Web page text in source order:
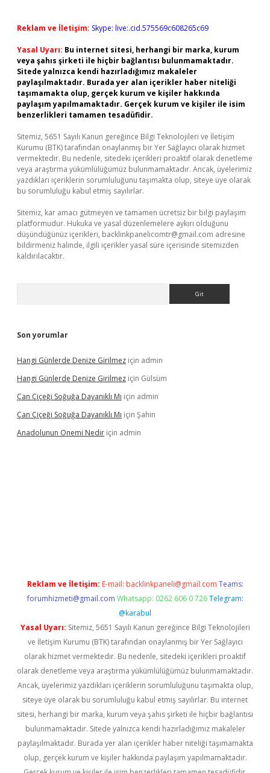
Reklam ve İletişim: Skype: live:.cid.575569c608265c69
Yasal Uyarı: Bu internet sitesi, herhangi bir marka, kurum
veya şahıs şirketi ile hiçbir bağlantısı bulunmamaktadır.
Sitede yalnızca kendi hazırladığımız makaleler
paylaşılmaktadır. Burada yer alan içerikler haber niteliği
taşımamakta olup, gerçek kurum ve kişiler hakkında
paylaşım yapılmamaktadır. Gerçek kurum ve kişiler ile isim
benzerlikleri tamamen tesadüfidir.
Sitemiz, 5651 Sayılı Kanun gereğince Bilgi Teknolojileri ve İletişim
Kurumu (BTK) tarafından onaylanmış bir Yer Sağlayıcı olarak hizmet
vermektedir. Bu nedenle, sitedeki içerikleri proaktif olarak denetleme
veya araştırma yükümlülüğümüz bulunmamaktadır. Ancak, üyelerimiz
yazdıkları içeriklerin sorumluluğunu taşımakta olup, siteye üye olarak
bu sorumluluğu kabul etmiş sayılırlar.
Sitemiz, kar amacı gütmeyen ve tamamen ücretsiz bir bilgi paylaşım
platformudur. Hukuka ve yasal düzenlemelere aykırı olduğunu
düşündüğünüz içerikleri, backlinkpanelicomtr@gmail.com adresine
bildirmeniz halinde, ilgili içerikler yasal süre içerisinde sitemizden
kaldırılacaktır.
Son yorumlar
Hangi Günlerde Denize Girilmez için admin
Hangi Günlerde Denize Girilmez için Gülsüm
Çan Çiçeği Soğuğa Dayanıklı Mı için admin
Çan Çiçeği Soğuğa Dayanıklı Mı için Şahin
Anadolunun Onemi Nedir için admin
Reklam ve İletişim: E-mail: backlinkpaneli@gmail.com Teams:
forumhizmeti@gmail.com Whatsapp: 0262 606 0 726 Telegram:
@karabul
Yasal Uyarı: Sitemiz, 5651 Sayılı Kanun gereğince Bilgi Teknolojileri
ve İletişim Kurumu (BTK) tarafından onaylanmış bir Yer Sağlayıcı
olarak hizmet vermektedir. Bu nedenle, sitedeki içerikleri proaktif
olarak denetleme veya araştırma yükümlülüğümüz bulunmamaktadır.
Ancak, üyelerimiz yazdıkları içeriklerin sorumluluğunu taşımakta olup,
siteye üye olarak bu sorumluluğu kabul etmiş sayılırlar. Bu internet
sitesi, herhangi bir marka, kurum veya şahıs şirketi ile hiçbir bağlantısı
bulunmamaktadır. Sitede yalnızca kendi hazırladığımız makaleler
paylaşılmaktadır. Burada yer alan içerikler haber niteliği taşımamakta
olup, gerçek kurum ve kişiler hakkında paylaşım yapılmamaktadır.